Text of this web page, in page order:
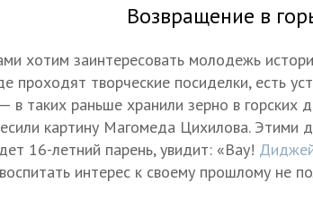
Возвращение в
хотим заинтересовать молодежь
проходят творческие посиделки, есть
в таких раньше хранили зерно в
картину Магомеда Цихилова.
16-летний парень, увидит: «Вау!
интерес к своему прошлому не